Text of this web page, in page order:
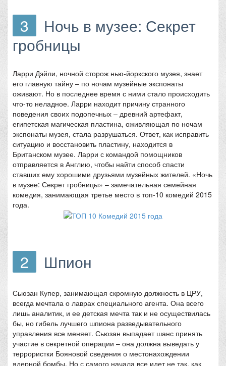
3
Ночь в музее: Секрет
гробницы
Ларри Дэйли, ночной сторож нью-йоркского музея, знает
его главную тайну – по ночам музейные экспонаты
оживают. Но в последнее время с ними стало происходить
что-то неладное. Ларри находит причину странного
поведения своих подопечных – древний артефакт,
египетская магическая пластина, оживляющая по ночам
экспонаты музея, стала разрушаться. Ответ, как исправить
ситуацию и восстановить пластину, находится в
Британском музее. Ларри с командой помощников
отправляется в Англию, чтобы найти способ спасти
ставших ему хорошими друзьями музейных жителей. «Ночь
в музее: Секрет гробницы» – замечательная семейная
комедия, занимающая третье место в топ-10 комедий 2015
года.
2 Шпион
Сьюзан Купер, занимающая скромную должность в ЦРУ,
всегда мечтала о лаврах специального агента. Она всего
лишь аналитик, и ее детская мечта так и не осуществилась
бы, но гибель лучшего шпиона разведывательного
управления все меняет. Сьюзан выпадает шанс принять
участие в секретной операции – она должна выведать у
террористки Бояновой сведения о местонахождении
ядерной бомбы. Но с самого начала все идет не так, как